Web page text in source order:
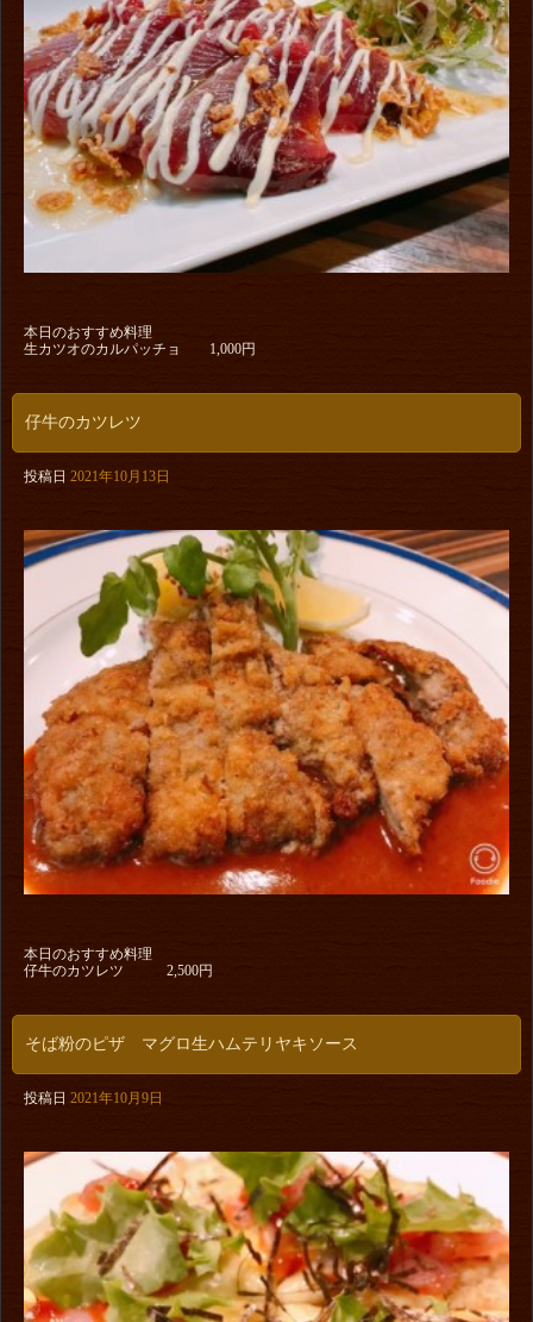
本日のおすすめ料理
生カツオのカルパッチョ 1,000円
仔牛のカツレツ
投稿日 2021年10月13日
本日のおすすめ料理
仔牛のカツレツ 2,500円
そば粉のピザ マグロ生ハムテリヤキソース
投稿日 2021年10月9日